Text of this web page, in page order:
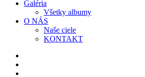
Galéria
Všetky albumy
O NÁS
Naše ciele
KONTAKT